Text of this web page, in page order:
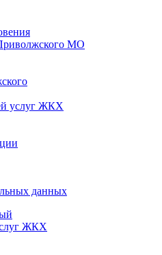
МО
услуг ЖКХ
данных